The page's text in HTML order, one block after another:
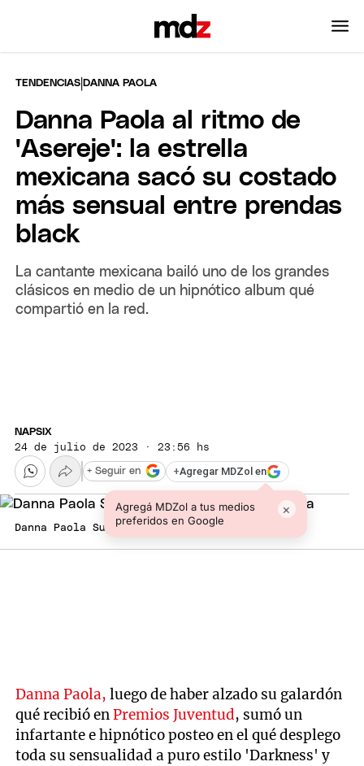
TENDENCIAS |DANNA PAOLA
Danna Paola al ritmo de
'Asereje': la estrella
mexicana sacó su costado
más sensual entre prendas
black
La cantante mexicana bailó uno de los grandes
clásicos en medio de un hipnótico album qué
compartió en la red.
NAPSIX
24 de julio de 2023 · 23:56 hs
+Agregar MDZol en
Agregá MDZol a tus medios
preferidos en Google
×
+ Seguir en
Danna Paola Super suelta. Foto: @dannapaola
Danna Paola, luego de haber alzado su galardón
qué recibió enPremios Juventud, sumó un
infartante e hipnótico posteo en el qué desplego
toda su sensualidad a puro estilo 'Darkness' y